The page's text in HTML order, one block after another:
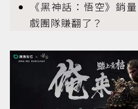
《黑神話：悟空》銷
戲團隊賺翻了？